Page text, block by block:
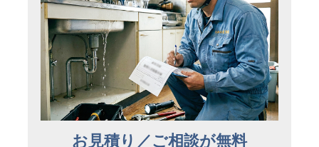
お見積り／ご相談が無料